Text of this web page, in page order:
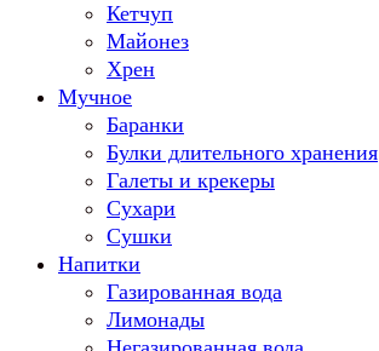
Кетчуп
Майонез
Хрен
Мучное
Баранки
Булки длительного хранения
Галеты и крекеры
Сухари
Сушки
Напитки
Газированная вода
Лимонады